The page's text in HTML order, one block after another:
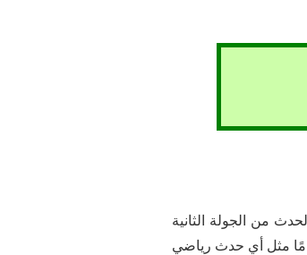
من الجولة الثانية
الانتخابات الرئاسية الفرنسية لعام 2022 مثيرة للغاية، تمامًا مثل أي حدث رياضي